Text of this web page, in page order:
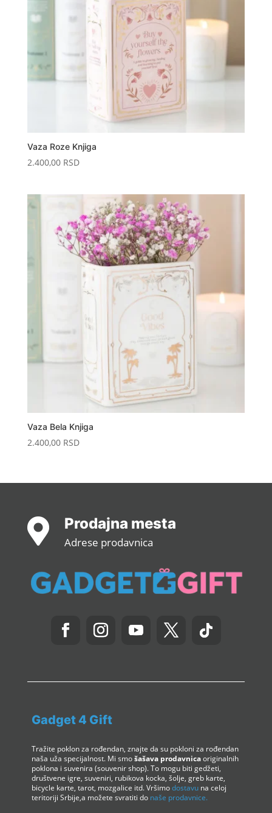
Vaza Roze Knjiga
2.400,00 RSD
Vaza Bela Knjiga
2.400,00 RSD
 Prodajna mesta
Adrese prodavnica
Gadget 4 Gift
Tražite poklon za rođendan, znajte da su pokloni za rođendan
naša uža specijalnost. Mi smošašava prodavnicaoriginalnih
poklona i suvenira (souvenir shop). To mogu biti gedžeti,
društvene igre, suveniri, rubikova kocka, šolje, greb karte,
bicycle karte, tarot, mozgalice itd. Vršimodostavu na celoj
teritoriji Srbije,a možete svratiti do naše prodavnice.